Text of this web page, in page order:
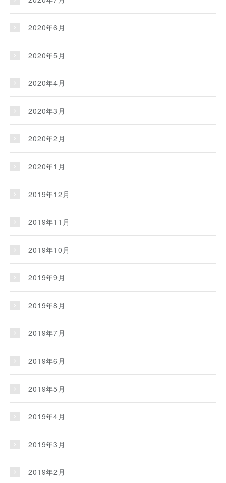
2020年6月
2020年5月
2020年4月
2020年3月
2020年2月
2020年1月
2019年12月
2019年11月
2019年10月
2019年9月
2019年8月
2019年7月
2019年6月
2019年5月
2019年4月
2019年3月
2019年2月